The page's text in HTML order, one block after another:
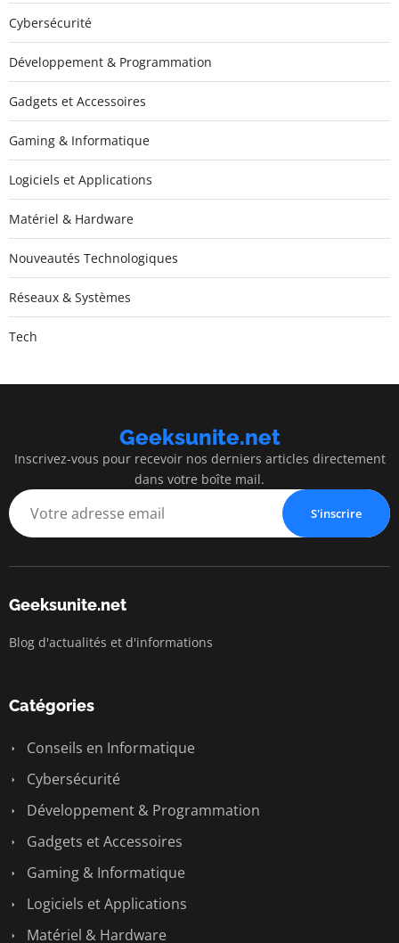
Cybersécurité
Développement & Programmation
Gadgets et Accessoires
Gaming & Informatique
Logiciels et Applications
Matériel & Hardware
Nouveautés Technologiques
Réseaux & Systèmes
Tech
Geeksunite.net
Inscrivez-vous pour recevoir nos derniers articles directement
dans votre boîte mail.
S'inscrire
Geeksunite.net
Blog d'actualités et d'informations
Catégories
Conseils en Informatique
Cybersécurité
Développement & Programmation
Gadgets et Accessoires
Gaming & Informatique
Logiciels et Applications
Matériel & Hardware